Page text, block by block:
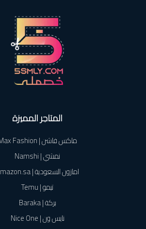
المتاجر المميزة
ماكس فاشن | Max Fashion
نمشي | Namshi
امازون السعودية | Amazon.sa
تيمو | Temu
بركة | Baraka
نايس ون | Nice One